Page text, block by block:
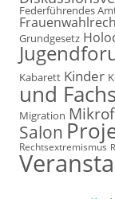
Federführendes
Grundgesetz
Kabarett Kinder
und
Migration
Salon
Rechtsextremismus